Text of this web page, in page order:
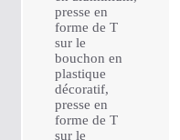
presse en
forme de T
sur le
bouchon en
plastique
décoratif,
presse en
forme de T
sur le